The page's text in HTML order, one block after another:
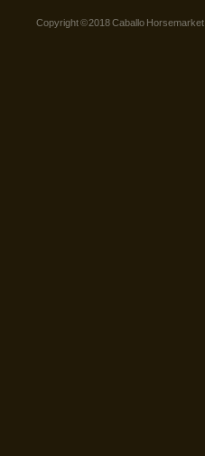
Copyright © 2018 Caballo Horsemarket